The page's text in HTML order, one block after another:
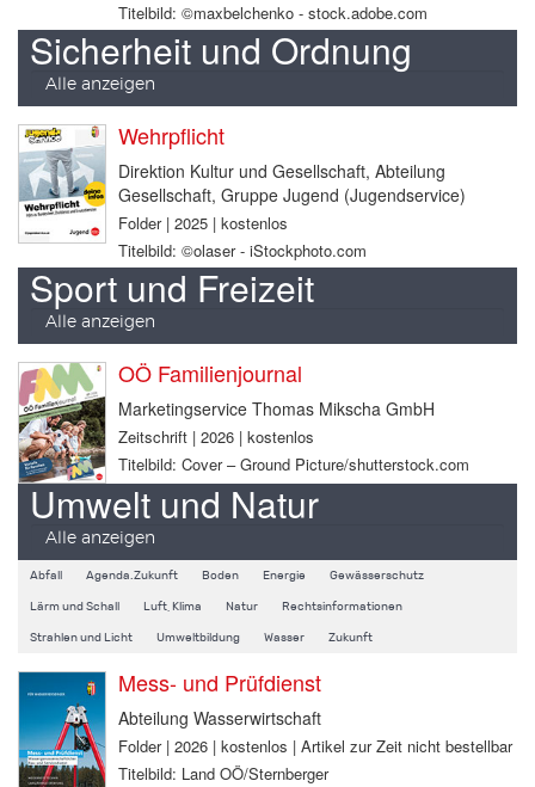
Titelbild: ©maxbelchenko - stock.adobe.com
Sicherheit und Ordnung
Alle anzeigen
Wehrpflicht
Direktion Kultur und Gesellschaft, Abteilung
Gesellschaft, Gruppe Jugend (Jugendservice)
Folder | 2025 | kostenlos
Titelbild: ©olaser - iStockphoto.com
Sport und Freizeit
Alle anzeigen
OÖ Familienjournal
Marketingservice Thomas Mikscha GmbH
Zeitschrift | 2026 | kostenlos
Titelbild: Cover – Ground Picture/shutterstock.com
Umwelt und Natur
Alle anzeigen
Abfall Agenda.Zukunft Boden Energie Gewässerschutz
Lärm und Schall Luft, Klima Natur Rechtsinformationen
Strahlen und Licht Umweltbildung Wasser Zukunft
Mess- und Prüfdienst
Abteilung Wasserwirtschaft
Folder | 2026 | kostenlos | Artikel zur Zeit nicht bestellbar
Titelbild: Land OÖ/Sternberger